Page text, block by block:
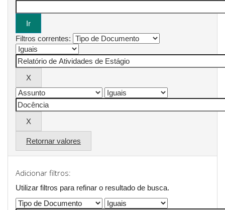
Filtros correntes:
Retornar valores
Adicionar filtros:
Utilizar filtros para refinar o resultado de busca.